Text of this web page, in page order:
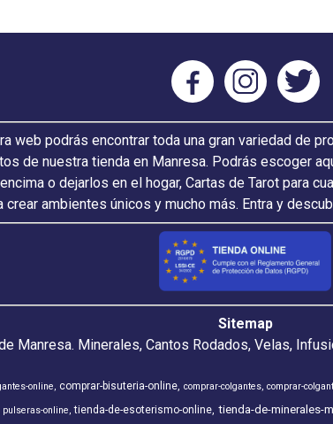
web podrás encontrar toda una gran variedad de
de nuestra tienda en Manresa. Podrás escoger
o dejarlos en el hogar, Cartas de Tarot para
crear ambientes únicos y mucho más. Entra y
Sitemap
Manresa. Minerales, Cantos Rodados, Velas,
online comprar-bisuteria-online comprar-colgantes comprar-
pulseras-online tienda-de-esoterismo-online tienda-de-minerales-